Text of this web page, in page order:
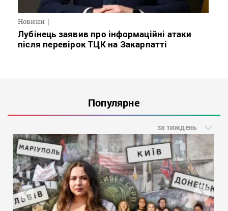
Новини
Лубінець заявив про інформаційні атаки
після перевірок ТЦК на Закарпатті
Популярне
за тиждень